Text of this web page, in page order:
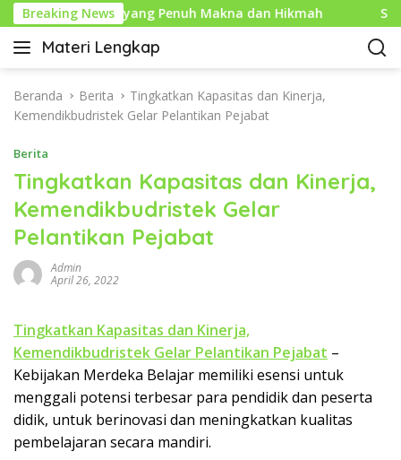
a
Breaking News
Baru Islam yang Penuh Makna dan Hikmah
Materi Lengkap
I
f
o
e
n
d
i
d
k
L
e
n
g
k
a
p
Beranda Berita
Tingkatkan Kapasitas dan Kinerja,
Kemendikbudristek Gelar Pelantikan Pejabat
Berita
Tingkatkan Kapasitas dan Kinerja,
Kemendikbudristek Gelar
Pelantikan Pejabat
Admin
April 26, 2022
Tingkatkan Kapasitas dan Kinerja,
Kemendikbudristek Gelar Pelantikan Pejabat –
Kebijakan Merdeka Belajar memiliki esensi untuk
menggali potensi terbesar para pendidik dan peserta
didik, untuk berinovasi dan meningkatkan kualitas
pembelajaran secara mandiri.